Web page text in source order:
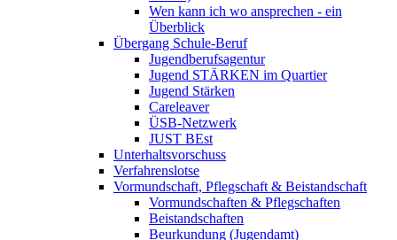
Wen kann ich wo ansprechen - ein
Überblick
Übergang Schule-Beruf
Jugendberufsagentur
Jugend STÄRKEN im Quartier
Jugend Stärken
Careleaver
ÜSB-Netzwerk
JUST BEst
Unterhaltsvorschuss
Verfahrenslotse
Vormundschaft, Pflegschaft & Beistandschaft
Vormundschaften & Pflegschaften
Beistandschaften
Beurkundung (Jugendamt)